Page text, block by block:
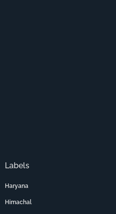
Labels
Haryana
Himachal